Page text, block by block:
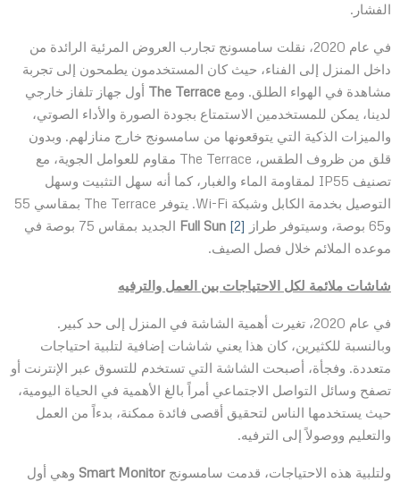
الفشار.
في عام 2020، نقلت سامسونج تجارب العروض المرئية الرائدة من
داخل المنزل إلى الفناء، حيث كان المستخدمون يطمحون إلى تجربة
مشاهدة في الهواء الطلق. ومع The Terrace أول جهاز تلفاز خارجي
لدينا، يمكن للمستخدمين الاستمتاع بجودة الصورة والأداء الصوتي،
والميزات الذكية التي يتوقعونها من سامسونج خارج منازلهم. وبدون
قلق من ظروف الطقس، The Terrace مقاوم للعوامل الجوية، مع
تصنيف IP55 لمقاومة الماء والغبار، كما أنه سهل التثبيت وسهل
التوصيل بخدمة الكابل وشبكة Wi-Fi. يتوفر The Terrace بمقاسي 55
و65 بوصة، وسيتوفر طراز
Full Sun [2]
الجديد بمقاس 75 بوصة في
موعده الملائم خلال فصل الصيف.
شاشات ملائمة لكل الاحتياجات بين العمل والترفيه
في عام 2020، تغيرت أهمية الشاشة في المنزل إلى حد كبير.
وبالنسبة للكثيرين، كان هذا يعني شاشات إضافية لتلبية احتياجات
متعددة. وفجأة، أصبحت الشاشة التي تستخدم للتسوق عبر الإنترنت أو
تصفح وسائل التواصل الاجتماعي أمراً بالغ الأهمية في الحياة اليومية،
حيث يستخدمها الناس لتحقيق أقصى فائدة ممكنة، بدءاً من العمل
والتعليم ووصولاً إلى الترفيه.
ولتلبية هذه الاحتياجات، قدمت سامسونج Smart Monitor وهي أول